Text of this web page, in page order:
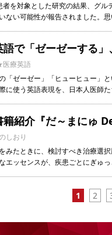
者を対象とした研究の結果、グ
ない可能性が報告されました。
語で「ゼーゼーする」
療英語
「ゼーゼー」「ヒューヒュー」
に使う英語表現を、日本人医師
籍紹介『だ～まにゅ
しおり
みたときに、検討すべき治療選
エッセンスが、疾患ごとにぎゅっ
1 2